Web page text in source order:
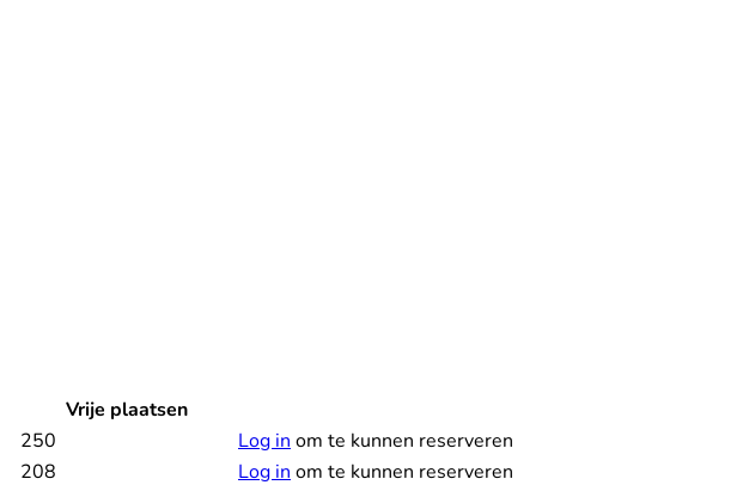
Vrije plaatsen
250 Log in om te kunnen reserveren
208 Log in om te kunnen reserveren